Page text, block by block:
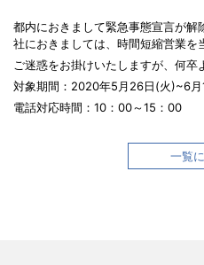
都内におきまして緊急事態宣言が
社におきましては、時間短縮営業を
ご迷惑をお掛けいたしますが、何卒
対象期間：2020年5月26日(火)~6月
電話対応時間：10：00～15：00
一覧